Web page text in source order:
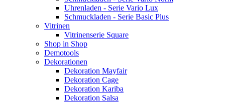
Uhrenladen - Serie Vario Lux
Schmuckladen - Serie Basic Plus
Vitrinen
Vitrinenserie Square
Shop in Shop
Demotools
Dekorationen
Dekoration Mayfair
Dekoration Cage
Dekoration Kariba
Dekoration Salsa